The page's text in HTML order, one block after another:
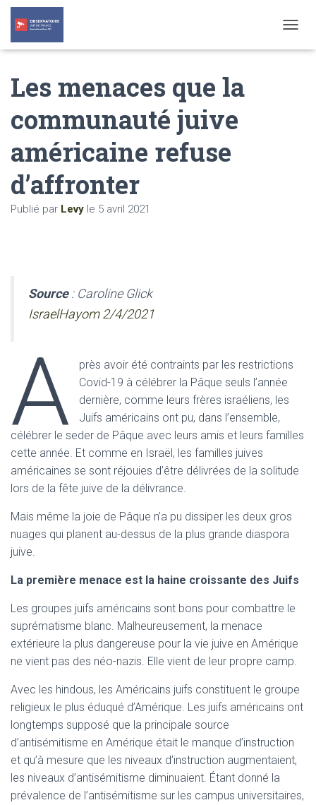
O
Les menaces que la
communauté juive
américaine refuse
d’affronter
Publié par Levy le 5 avril 2021
Source : Caroline Glick
IsraelHayom 2/4/2021
A
près avoir été contraints par les restrictions
Covid-19 à célébrer la Pâque seuls l’année
dernière, comme leurs frères israéliens, les
Juifs américains ont pu, dans l’ensemble,
célébrer le seder de Pâque avec leurs amis et leurs familles
cette année. Et comme en Israël, les familles juives
américaines se sont réjouies d’être délivrées de la solitude
lors de la fête juive de la délivrance.
Mais même la joie de Pâque n’a pu dissiper les deux gros
nuages qui planent au-dessus de la plus grande diaspora
juive.
La première menace est la haine croissante des Juifs
Les groupes juifs américains sont bons pour combattre le
suprématisme blanc. Malheureusement, la menace
extérieure la plus dangereuse pour la vie juive en Amérique
ne vient pas des néo-nazis. Elle vient de leur propre camp.
Avec les hindous, les Américains juifs constituent le groupe
religieux le plus éduqué d’Amérique. Les juifs américains ont
longtemps supposé que la principale source
d’antisémitisme en Amérique était le manque d’instruction
et qu’à mesure que les niveaux d’instruction augmentaient,
les niveaux d’antisémitisme diminuaient. Étant donné la
prévalence de l’antisémitisme sur les campus universitaires,